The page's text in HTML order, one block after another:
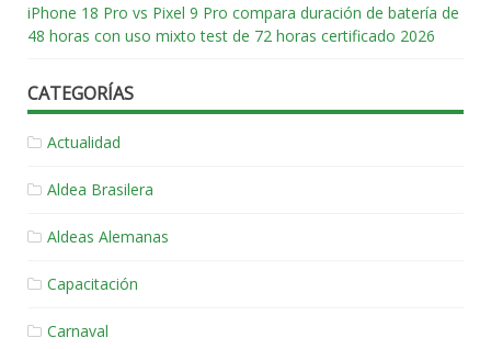
iPhone 18 Pro vs Pixel 9 Pro compara duración de batería de
48 horas con uso mixto test de 72 horas certificado 2026
CATEGORÍAS
Actualidad
Aldea Brasilera
Aldeas Alemanas
Capacitación
Carnaval